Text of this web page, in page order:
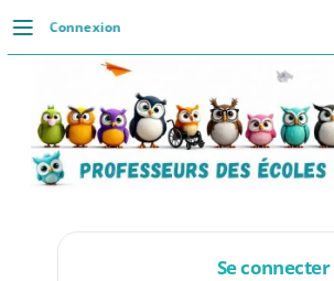
DÉCOUVRIR
Accueil
Se connecter
VIE PROFESSIONNELLE
Connexion
Passer
Se connecter